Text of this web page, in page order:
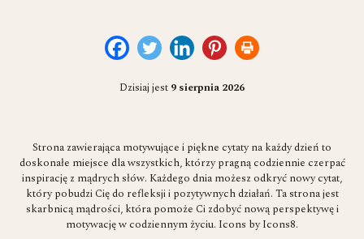
Dzisiaj jest 9 sierpnia 2026
Strona zawierająca motywujące i piękne cytaty na każdy dzień to
doskonałe miejsce dla wszystkich, którzy pragną codziennie czerpać
inspirację z mądrych słów. Każdego dnia możesz odkryć nowy cytat,
który pobudzi Cię do refleksji i pozytywnych działań. Ta strona jest
skarbnicą mądrości, która pomoże Ci zdobyć nową perspektywę i
motywację w codziennym życiu. Icons byIcons8.